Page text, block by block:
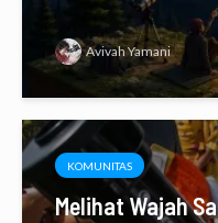
Avivah Yamani
KOMUNITAS
Melihat Wajah